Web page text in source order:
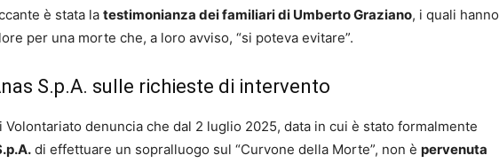
è stata la testimonianza dei familiari di Umberto Graziano, i quali hanno
per una morte che, a loro avviso, “si poteva evitare”.
S.p.A. sulle richieste di intervento
Volontariato denuncia che dal 2 luglio 2025, data in cui è stato formalmente
di effettuare un sopralluogo sul “Curvone della Morte”, non è pervenuta